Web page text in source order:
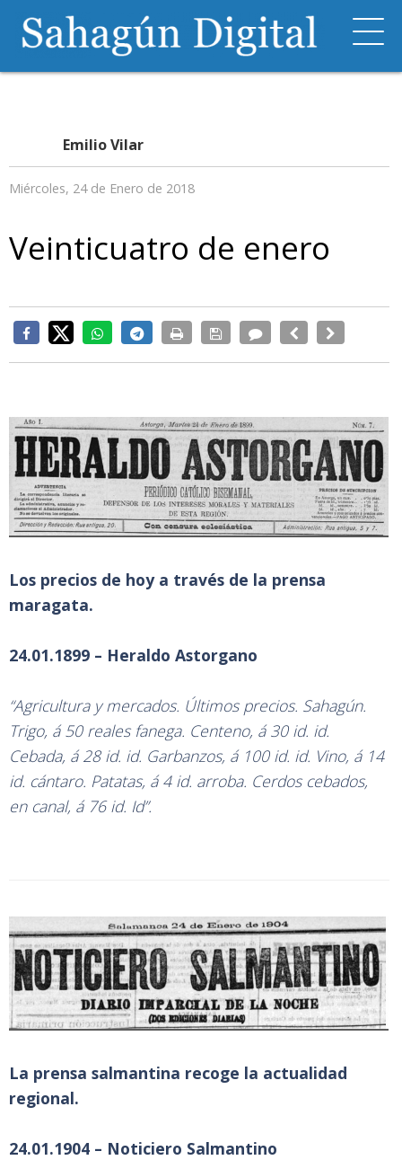
Emilio Vilar
Miércoles, 24 de Enero de 2018
Veinticuatro de enero
Los precios de hoy a través de la prensa
maragata.
24.01.1899 – Heraldo Astorgano
“Agricultura y mercados. Últimos precios. Sahagún.
Trigo, á 50 reales fanega. Centeno, á 30 id. id.
Cebada, á 28 id. id. Garbanzos, á 100 id. id. Vino, á 14
id. cántaro. Patatas, á 4 id. arroba. Cerdos cebados,
en canal, á 76 id. Id”.
La prensa salmantina recoge la actualidad
regional.
24.01.1904 – Noticiero Salmantino